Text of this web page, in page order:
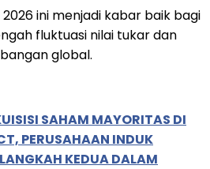
ini menjadi kabar baik bagi
fluktuasi nilai tukar dan
global.
SAHAM MAYORITAS DI
PERUSAHAAN INDUK
KEDUA DALAM